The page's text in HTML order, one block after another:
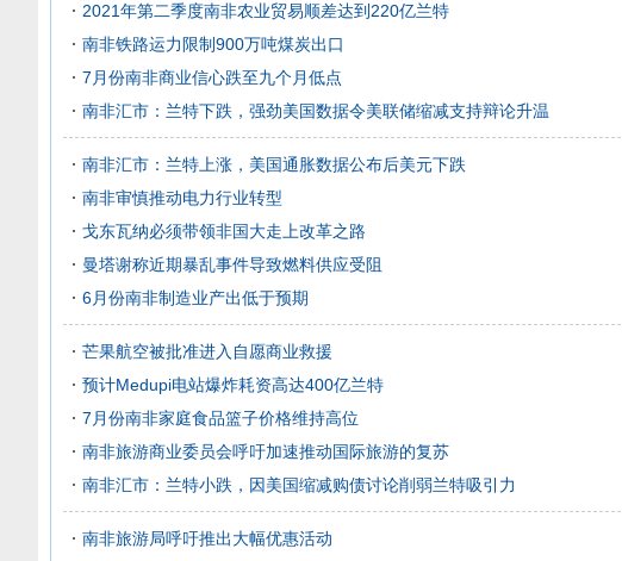
2021年第二季度南非农业贸易顺差达到220亿兰特
南非铁路运力限制900万吨煤炭出口
7月份南非商业信心跌至九个月低点
南非汇市：兰特下跌，强劲美国数据令美联储缩减支持辩论升温
南非汇市：兰特上涨，美国通胀数据公布后美元下跌
南非审慎推动电力行业转型
戈东瓦纳必须带领非国大走上改革之路
曼塔谢称近期暴乱事件导致燃料供应受阻
6月份南非制造业产出低于预期
芒果航空被批准进入自愿商业救援
预计Medupi电站爆炸耗资高达400亿兰特
7月份南非家庭食品篮子价格维持高位
南非旅游商业委员会呼吁加速推动国际旅游的复苏
南非汇市：兰特小跌，因美国缩减购债讨论削弱兰特吸引力
南非旅游局呼吁推出大幅优惠活动